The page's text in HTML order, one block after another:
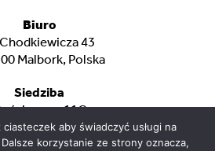
Biuro
43
Malbork, Polska
Siedziba
11C
Sztum, Polska
aby świadczyć usługi na
korzystanie ze strony oznacza,